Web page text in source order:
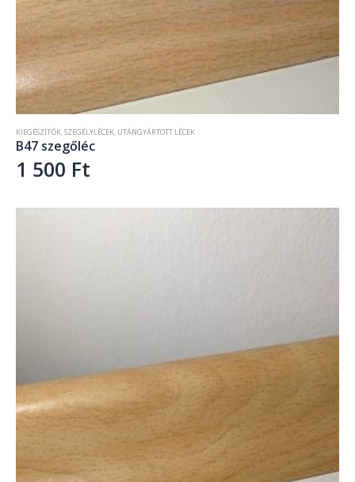
KIEGÉSZÍTŐK SZEGÉLYLÉCEK UTÁNGYÁRTOTT LÉCEK
B47 szegőléc
1 500 Ft